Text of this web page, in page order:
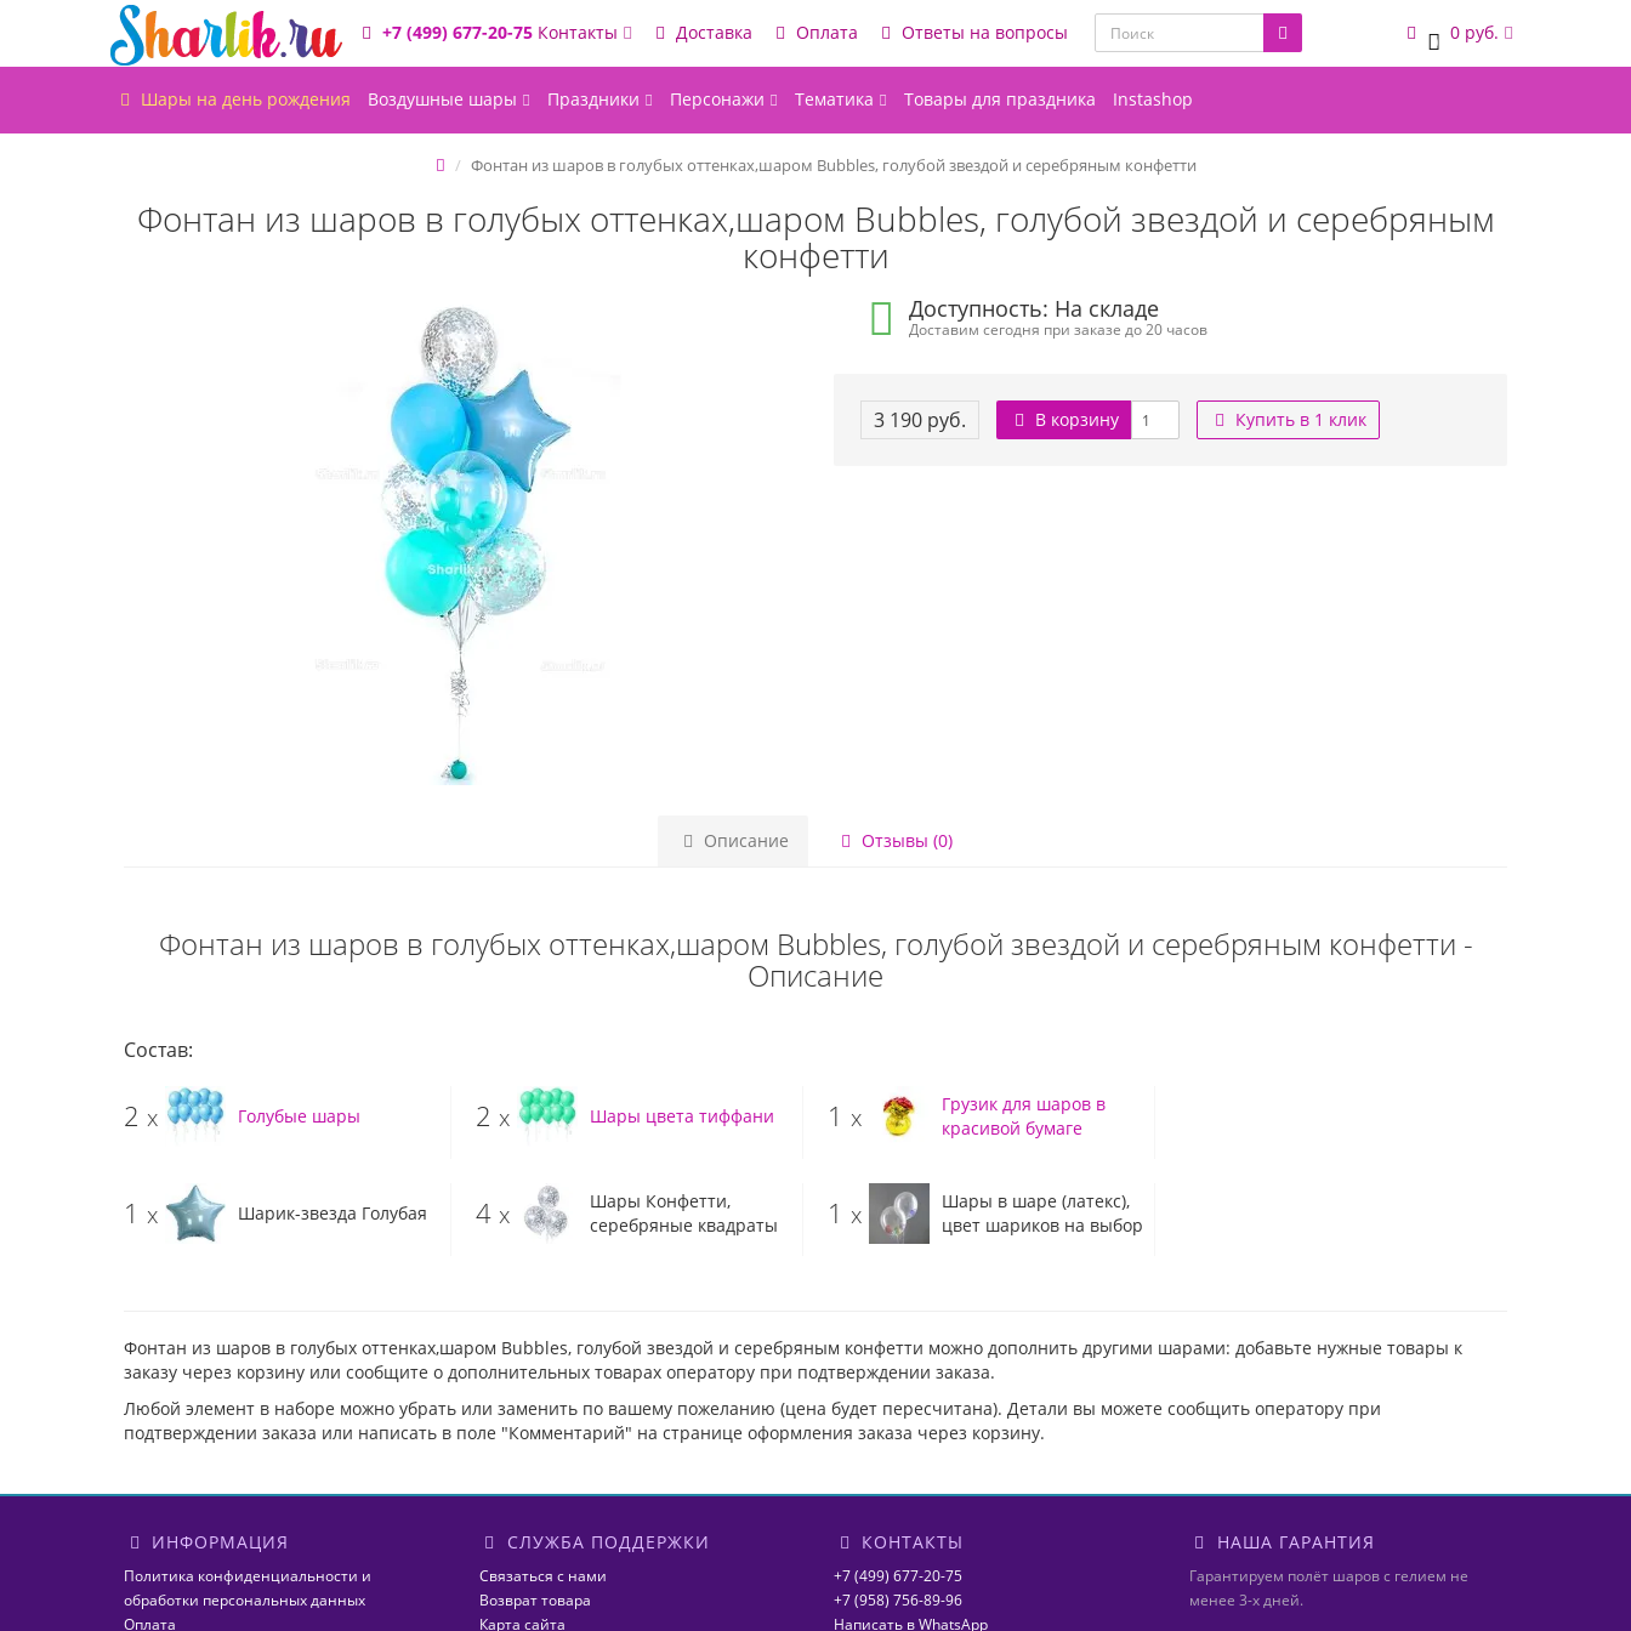
+7 (499) 677-20-75 Контакты Доставка Оплата Ответы на вопросы 0 0 руб.
Шары на день рождения Воздушные шары Праздники Персонажи Тематика Товары для праздника Instashop
Фонтан из шаров в голубых оттенках,шаром Bubbles, голубой звездой и серебряным конфетти
Фонтан из шаров в голубых оттенках,шаром Bubbles, голубой звездой и серебряным
конфетти
Доступность: На складе
Доставим сегодня при заказе до 20 часов
3 190 руб. В корзину Купить в 1 клик
Описание Отзывы (0)
Фонтан из шаров в голубых оттенках,шаром Bubbles, голубой звездой и серебряным конфетти -
Описание
Состав:
2 x Голубые шары 2 x Шары цвета тиффани 1 x
Грузик для шаров в
красивой бумаге
1 x Шарик-звезда Голубая 4 x
Шары Конфетти,
серебряные квадраты
1 x
Шары в шаре (латекс),
цвет шариков на выбор
Фонтан из шаров в голубых оттенках,шаром Bubbles, голубой звездой и серебряным конфетти можно дополнить другими шарами: добавьте нужные товары к
заказу через корзину или сообщите о дополнительных товарах оператору при подтверждении заказа.
Любой элемент в наборе можно убрать или заменить по вашему пожеланию (цена будет пересчитана). Детали вы можете сообщить оператору при
подтверждении заказа или написать в поле "Комментарий" на странице оформления заказа через корзину.
ИНФОРМАЦИЯ
Политика конфиденциальности и
обработки персональных данных
Оплата
СЛУЖБА ПОДДЕРЖКИ
Связаться с нами
Возврат товара
Карта сайта
КОНТАКТЫ
+7 (499) 677-20-75
+7 (958) 756-89-96
Написать в WhatsApp
НАША ГАРАНТИЯ
Гарантируем полёт шаров с гелием не
менее 3-х дней.